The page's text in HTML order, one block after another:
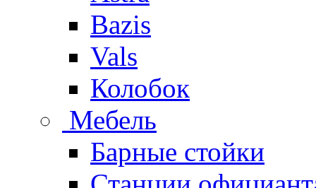
Bazis
Vals
Колобок
Мебель
Барные стойки